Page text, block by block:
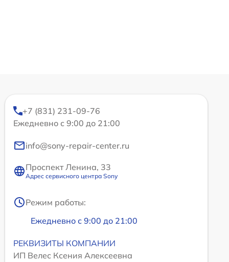
+7 (831) 231-09-76
Ежедневно с 9:00 до 21:00
info@sony-repair-center.ru
Проспект Ленина, 33
Адрес сервисного центра Sony
Режим работы:
Ежедневно с 9:00 до 21:00
РЕКВИЗИТЫ КОМПАНИИ
ИП Велес Ксения Алексеевна